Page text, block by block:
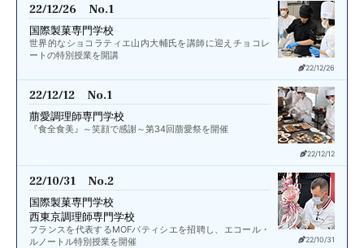
22/12/26
22/12/26 No.1
国際製菓専門学校
世界的なショコラティエ山内大輔氏を講師に迎えチョコレ
ートの特別授業を開講
22/12/12
22/12/12 No.1
萠愛調理師専門学校
『食全食美』～笑顔で感謝～第34回萠愛祭を開催
22/10/31
22/10/31 No.2
国際製菓専門学校
西東京調理師専門学校
フランスを代表するMOFパティシエを招聘し、エコール・
ルノートル特別授業を開催